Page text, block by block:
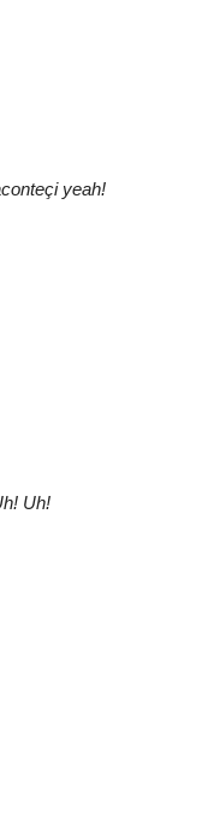
yeah!
Uh!